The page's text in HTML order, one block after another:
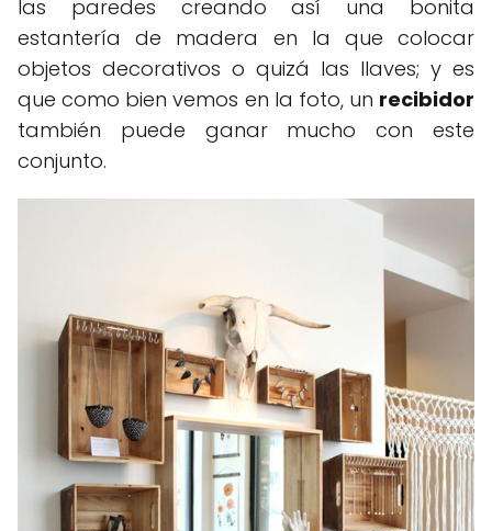
las paredes creando así una bonita
estantería de madera en la que colocar
objetos decorativos o quizá las llaves; y es
que como bien vemos en la foto, un recibidor
también puede ganar mucho con este
conjunto.